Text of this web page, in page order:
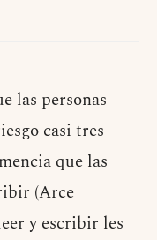
las personas
casi tres
que las
(Arce
y escribir les